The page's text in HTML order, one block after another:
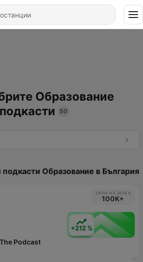
Образование
подкасти
50
Образование в България
СИЛА НА ЗВУКА
100K+
+212 %
Podcast